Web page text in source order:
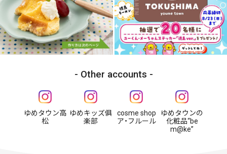
Other accounts
ゆめタウン高
松
ゆめキッズ俱
楽部
cosme shop
ア・フルール
ゆめタウンの
化粧品“be
m@ke”